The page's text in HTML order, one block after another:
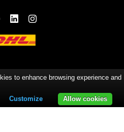
to enhance browsing experience and
Allow cookies
Customize